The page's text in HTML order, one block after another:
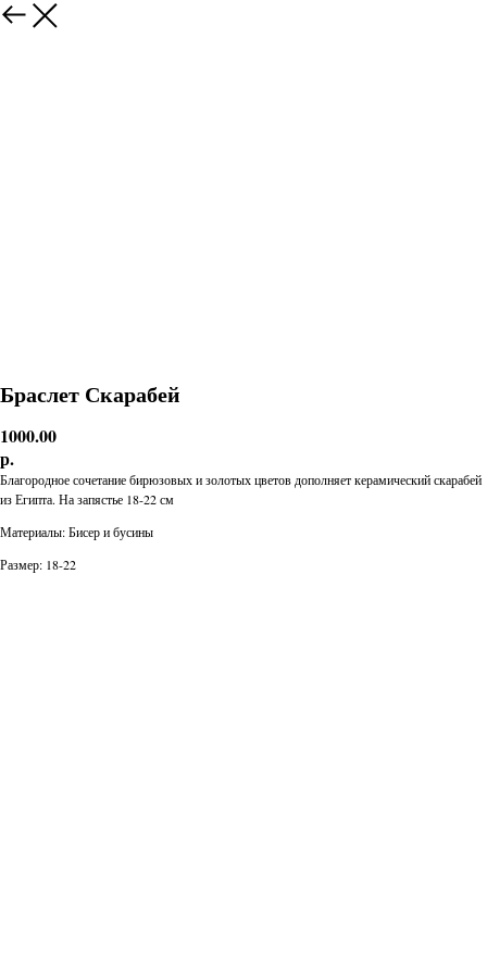
Браслет Скарабей
1000.00
р.
Благородное сочетание бирюзовых и золотых цветов дополняет керамический скарабей
из Египта. На запястье 18-22 см
Материалы: Бисер и бусины
Размер: 18-22